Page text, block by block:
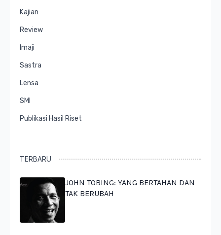
Kajian
Review
Imaji
Sastra
Lensa
SMI
Publikasi Hasil Riset
TERBARU
JOHN TOBING: YANG BERTAHAN DAN
TAK BERUBAH